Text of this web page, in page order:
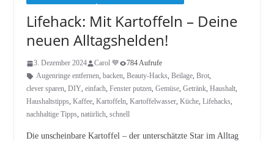
Lifehack: Mit Kartoffeln – Deine
neuen Alltagshelden!
3. Dezember 2024 Carol 💙
784 Aufrufe
Augenringe entfernen, backen, Beauty-Hacks, Beilage, Brot,
clever sparen, DIY, einfach, Fenster putzen, Gemüse, Getränk, Haushalt,
Haushaltstipps, Kaffee, Kartoffeln, Kartoffelwasser, Küche, Lifehacks,
nachhaltige Tipps, natürlich, schnell
Die unscheinbare Kartoffel – der unterschätzte Star im Alltag